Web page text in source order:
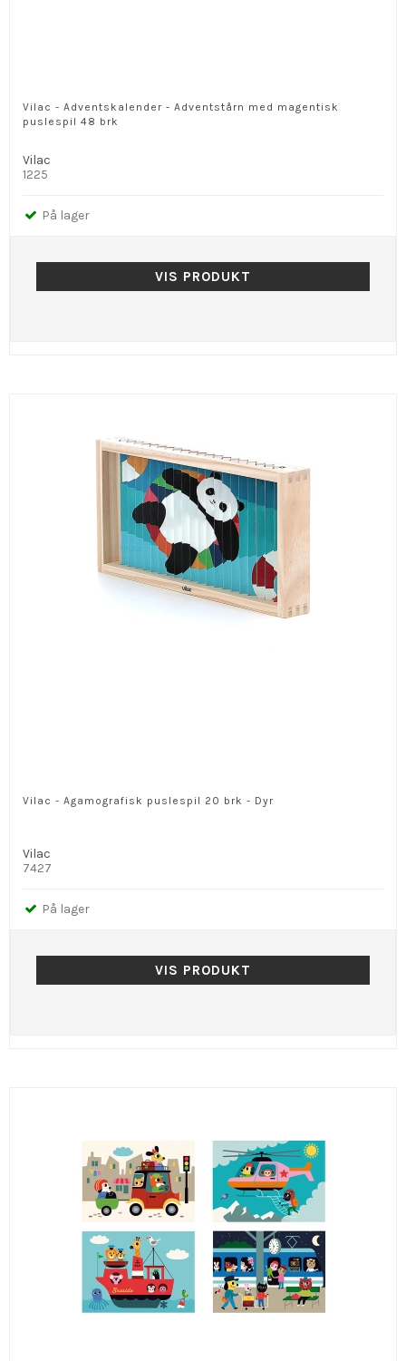
Vilac - Adventskalender - Adventstårn med magentisk
puslespil 48 brk
Vilac
1225
På lager
VIS PRODUKT
Vilac - Agamografisk puslespil 20 brk - Dyr
Vilac
7427
På lager
VIS PRODUKT